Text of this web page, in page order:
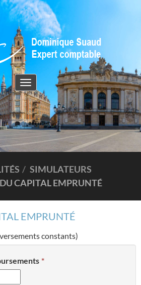
Toggle
navigation
SIMULATEURS
CAPITAL EMPRUNTÉ
EMPRUNTÉ
constants)